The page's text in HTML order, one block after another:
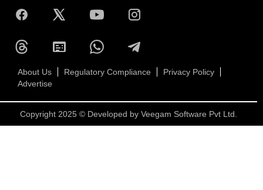
About Us Regulatory Compliance
Privacy Policy
Advertise
Copyright 2025 © Developed by Veegam Software Pvt Ltd.